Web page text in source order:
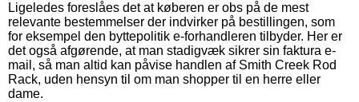
Ligeledes foreslåes det at køberen er obs på de mest
relevante bestemmelser der indvirker på bestillingen, som
for eksempel den byttepolitik e-forhandleren tilbyder. Her er
det også afgørende, at man stadigvæk sikrer sin faktura e-
mail, så man altid kan påvise handlen af Smith Creek Rod
Rack, uden hensyn til om man shopper til en herre eller
dame.